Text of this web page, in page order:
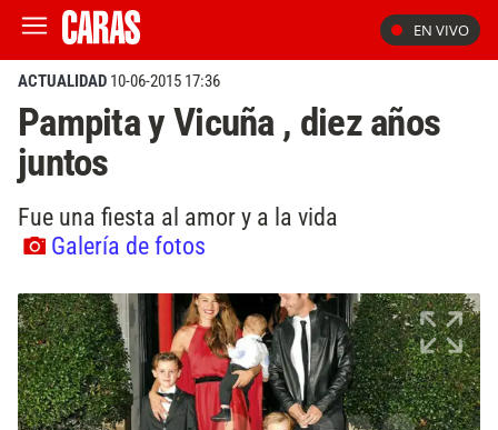
EN VIVO
ACTUALIDAD 10-06-2015 17:36
Pampita y Vicuña , diez años
juntos
Fue una fiesta al amor y a la vida
Galería de fotos